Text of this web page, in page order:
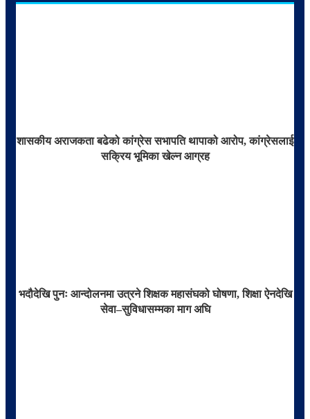
शासकीय अराजकता बढेको कांग्रेस सभापति थापाको आरोप, कांग्रेसलाई
सक्रिय भूमिका खेल्न आग्रह
भदौदेखि पुनः आन्दोलनमा उत्रने शिक्षक महासंघको घोषणा, शिक्षा ऐनदेखि
सेवा–सुविधासम्मका माग अघि